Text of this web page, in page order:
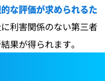
な評価が求められるた
利害関係のない第三者
果が得られます。